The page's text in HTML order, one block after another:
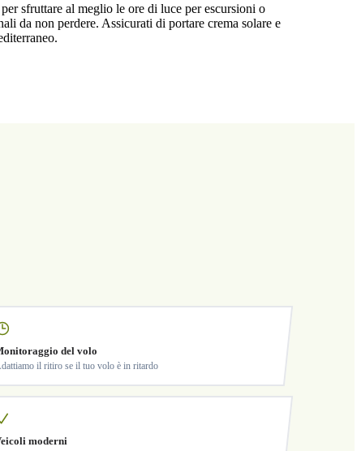
sfruttare al meglio le ore di luce per escursioni o
da non perdere. Assicurati di portare crema solare e
del volo
il ritiro se il tuo volo è in ritardo
moderni